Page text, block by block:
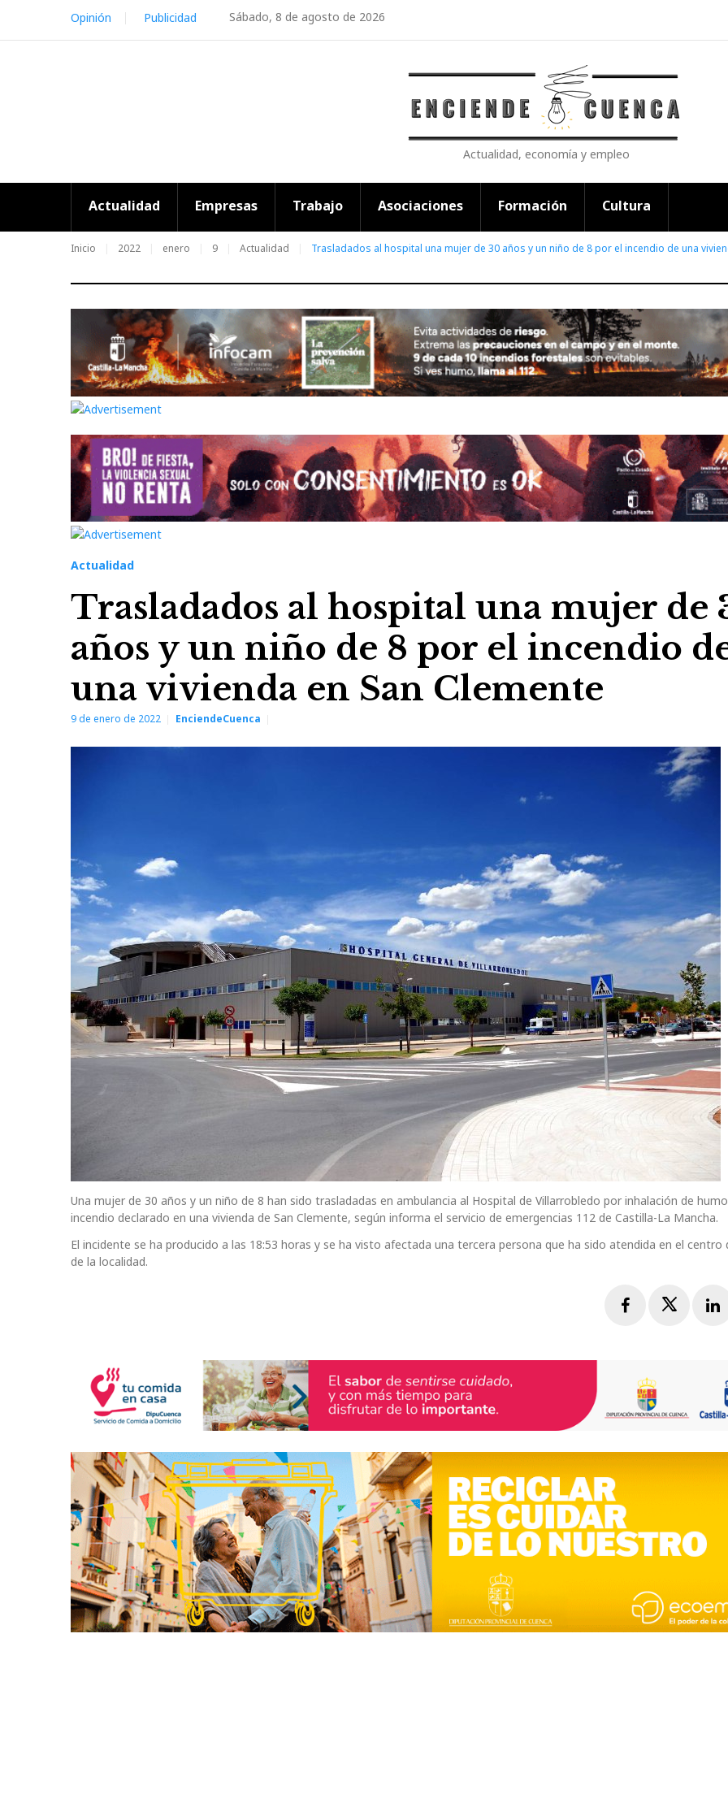
content
Sábado, 8 de agosto de 2026
Opinión Publicidad
Actualidad, economía y empleo
Actualidad Empresas Trabajo Asociaciones Formación Cultura
Inicio 2022 enero 9 Actualidad Trasladados al hospital una mujer de 30 años y un niño de 8 por el incendio de una
Actualidad
Trasladados al hospital una mujer de
años y un niño de 8 por el incendio
una vivienda en San Clemente
9 de enero de 2022 EnciendeCuenca
Una mujer de 30 años y un niño de 8 han sido trasladadas en ambulancia al Hospital de Villarrobledo por inhalación de
incendio declarado en una vivienda de San Clemente, según informa el servicio de emergencias 112 de Castilla-La Mancha.
El incidente se ha producido a las 18:53 horas y se ha visto afectada una tercera persona que ha sido atendida en el centro
de la localidad.
Facebook